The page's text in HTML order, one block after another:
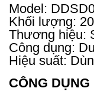
Model:
Khối lượng:
Thương hiệu:
Công dụng:
Hiệu suất:
CÔNG DỤNG